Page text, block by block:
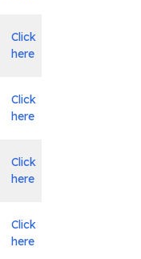
Click
here
Click
here
Click
here
Click
here